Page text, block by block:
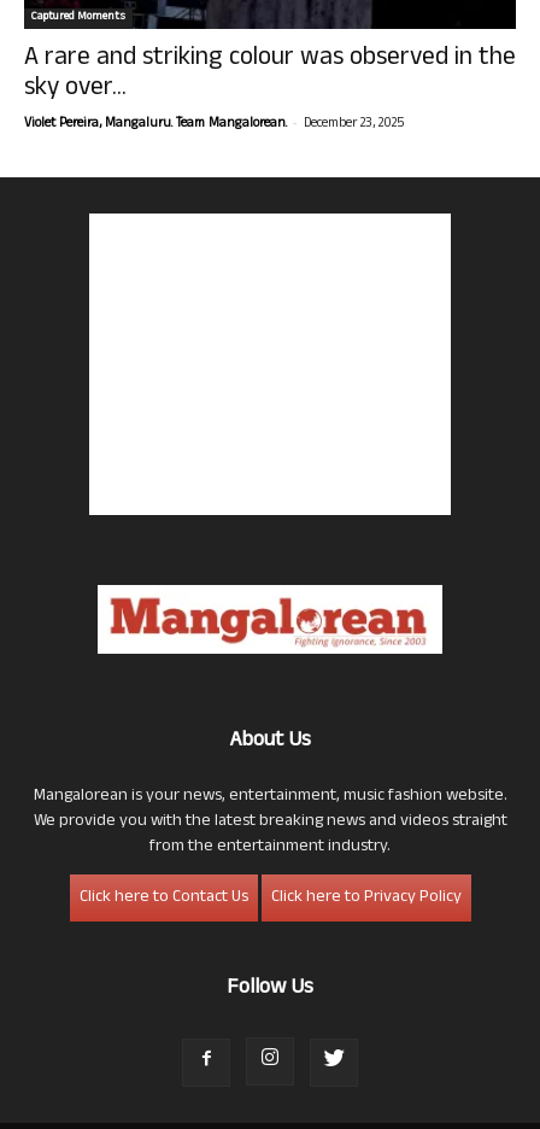
Captured Moments
A rare and striking colour was observed in the
sky over...
Violet Pereira, Mangaluru. Team Mangalorean. - December 23, 2025
About Us
Mangalorean is your news, entertainment, music fashion website.
We provide you with the latest breaking news and videos straight
from the entertainment industry.
Click here to Contact Us
Click here to Privacy Policy
Follow Us